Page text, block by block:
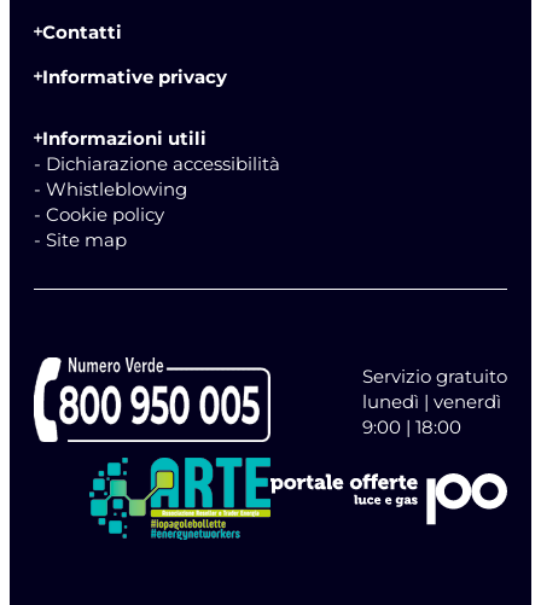
Contatti
Informative privacy
Informazioni utili
- Dichiarazione accessibilità
- Whistleblowing
- Cookie policy
- Site map
Servizio gratuito
lunedì | venerdì
9:00 | 18:00